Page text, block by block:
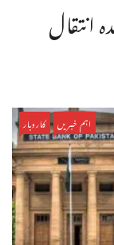
انتقال
اہم خبریں کاروبار